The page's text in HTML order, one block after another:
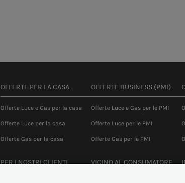
OFFERTE PER LA CASA
Offerte Luce e Gas per la casa
Offerte Luce per la casa
Offerte Gas per la casa
OFFERTE BUSINESS (PMI)
Offerte Luce e Gas per le PMI
Offerte Luce per le PMI
Offerte Gas per le PMI
PER I NOSTRI CLIENTI VICINO AL CONSUMATORE